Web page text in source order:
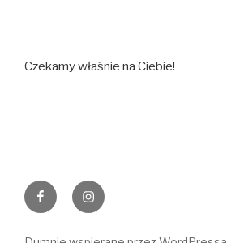
Czekamy właśnie na Ciebie!
FacebookInstagram